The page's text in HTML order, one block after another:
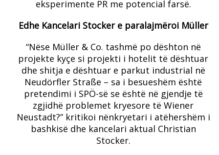
eksperimente PR me potencial farsë.
Edhe Kancelari Stocker e paralajmëroi Müller
“Nëse Müller & Co. tashmë po dështon në
projekte kyçe si projekti i hotelit të dështuar
dhe shitja e dështuar e parkut industrial në
Neudörfler Straße – sa i besueshëm është
pretendimi i SPÖ-së se është në gjendje të
zgjidhë problemet kryesore të Wiener
Neustadt?” kritikoi nënkryetari i atëhershëm i
bashkisë dhe kancelari aktual Christian
Stocker.